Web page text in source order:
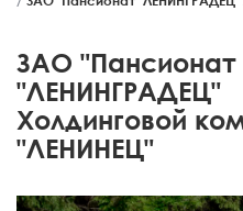
ЗАО "Пансионат
"ЛЕНИНГРАДЕЦ"
Холдинговой
"ЛЕНИНЕЦ"